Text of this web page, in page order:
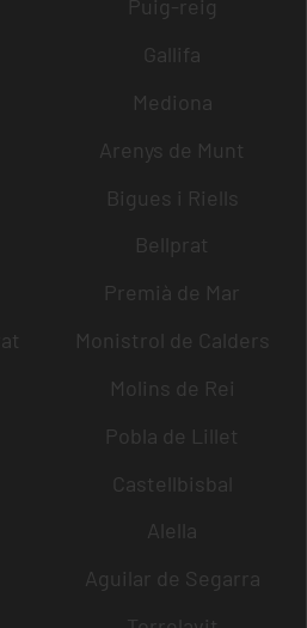
Puig-reig
Gallifa
Mediona
Arenys de Munt
Bigues i Riells
Bellprat
Premià de Mar
Monistrol de Calders
Molins de Rei
Pobla de Lillet
Castellbisbal
Alella
Aguilar de Segarra